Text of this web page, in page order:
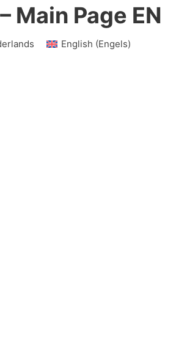
Main Page EN
English (Engels)